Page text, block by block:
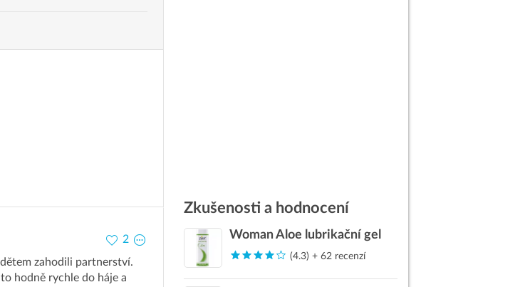
2
zahodili partnerství.
hodně rychle do háje a
Zkušenosti a hodnocení
Woman Aloe lubrikační gel
(4.3) + 62 recenzí